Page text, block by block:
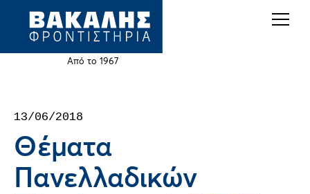
Jump
Από το 1967
top
13/06/2018
Θέματα
Πανελλαδικών